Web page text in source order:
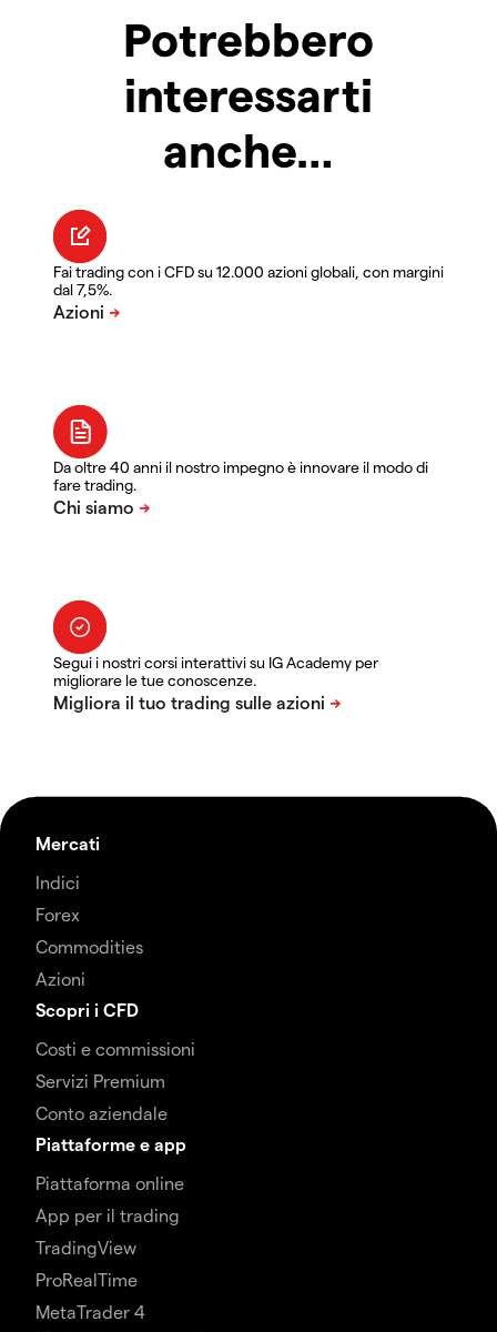
Potrebbero
interessarti
anche…
Fai trading con i CFD su 12.000 azioni globali, con margini
dal 7,5%.
Da oltre 40 anni il nostro impegno è innovare il modo di
fare trading.
Segui i nostri corsi interattivi su IG Academy per
migliorare le tue conoscenze.
Mercati
Indici
Forex
Commodities
Azioni
Scopri i CFD
Costi e commissioni
Servizi Premium
Conto aziendale
Piattaforme e app
Piattaforma online
App per il trading
TradingView
ProRealTime
MetaTrader 4